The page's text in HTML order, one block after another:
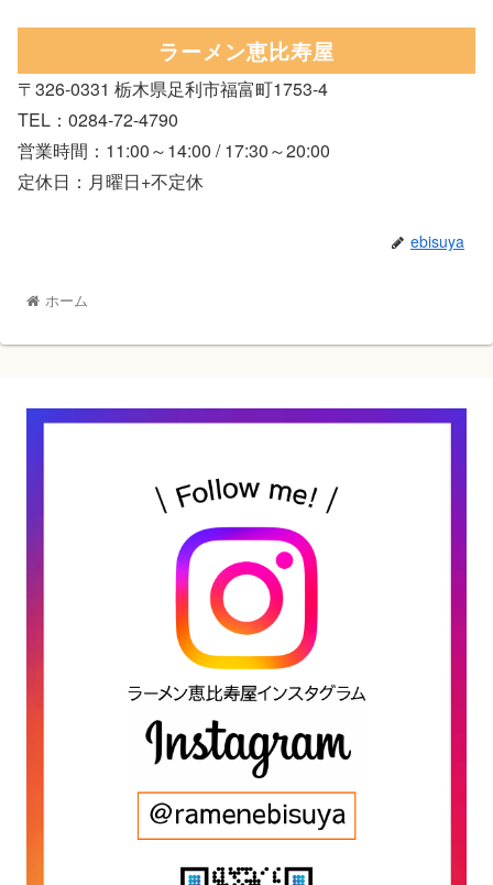
ラーメン恵比寿屋
〒326-0331 栃木県足利市福富町1753-4
TEL：0284-72-4790
営業時間：11:00～14:00 / 17:30～20:00
定休日：月曜日+不定休
ebisuya
ホーム